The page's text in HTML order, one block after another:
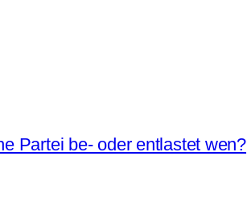
Partei be- oder entlastet wen?